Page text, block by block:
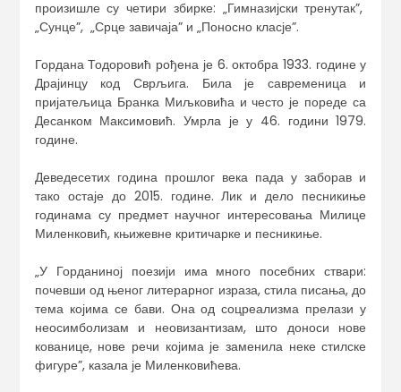
произишле су четири збирке: „Гимназијски тренутак”,
„Сунце”, „Срце завичаја” и „Поносно класје”.
Гордана Тодоровић рођена је 6. октобра 1933. године у
Драјинцу код Сврљига. Била је савременица и
пријатељица Бранка Миљковића и често је пореде са
Десанком Максимовић. Умрла је у 46. години 1979.
године.
Деведесетих година прошлог века пада у заборав и
тако остаје до 2015. године. Лик и дело песникиње
годинама су предмет научног интересовања Милице
Миленковић, књижевне критичарке и песникиње.
„У Горданиној поезији има много посебних ствари:
почевши од њеног литерарног израза, стила писања, до
тема којима се бави. Она од соцреализма прелази у
неосимболизам и неовизантизам, што доноси нове
кованице, нове речи којима је заменила неке стилске
фигуре”, казала је Миленковићева.